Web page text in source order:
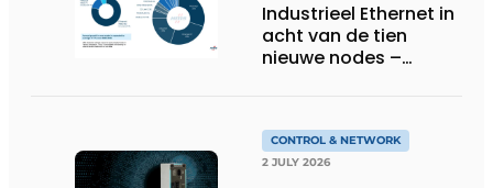
Industrieel Ethernet in
acht van de tien
nieuwe nodes –
sneller volgens de
jaarlijkse analyse van
HMS Networks
CONTROL & NETWORK
2 JULY 2026